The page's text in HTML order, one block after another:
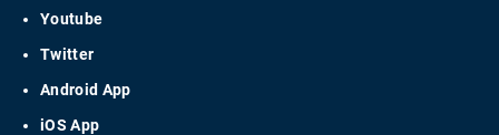
Youtube
Twitter
Android App
iOS App